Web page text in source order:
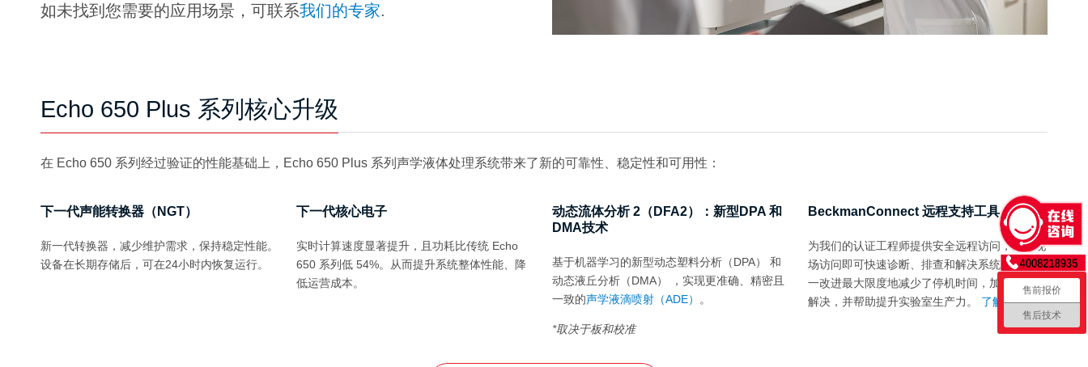
如未找到您需要的应用场景，可联系我们的专家.
Echo 650 Plus 系列核心升级
在 Echo 650 系列经过验证的性能基础上，Echo 650 Plus 系列声学液体处理系统带来了新的可靠性、稳定性和可用性：
下一代声能转换器（NGT）
新一代转换器，减少维护需求，保持稳定性能。
设备在长期存储后，可在24小时内恢复运行。
下一代核心电子
实时计算速度显著提升，且功耗比传统 Echo
650 系列低 54%。从而提升系统整体性能、降
低运营成本。
动态流体分析 2（DFA2）：新型DPA 和
DMA技术
基于机器学习的新型动态塑料分析（DPA） 和
动态液丘分析（DMA） ，实现更准确、精密且
一致的声学液滴喷射（ADE） 。
*取决于板和校准
BeckmanConnect 远程支持工具
为我们的认证工程师提供安全远程访问，无需现
场访问即可快速诊断、排查和解决系统问题。这
一改进最大限度地减少了停机时间，加快了问题
解决，并帮助提升实验室生产力。 了解更多 →
售前报价
售后技术